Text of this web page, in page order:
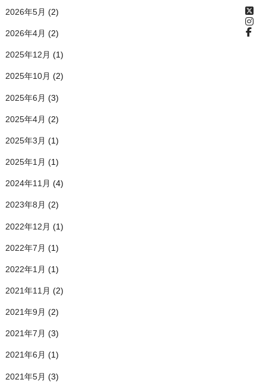
2026年5月 (2)
2026年4月 (2)
2025年12月 (1)
2025年10月 (2)
2025年6月 (3)
2025年4月 (2)
2025年3月 (1)
2025年1月 (1)
2024年11月 (4)
2023年8月 (2)
2022年12月 (1)
2022年7月 (1)
2022年1月 (1)
2021年11月 (2)
2021年9月 (2)
2021年7月 (3)
2021年6月 (1)
2021年5月 (3)